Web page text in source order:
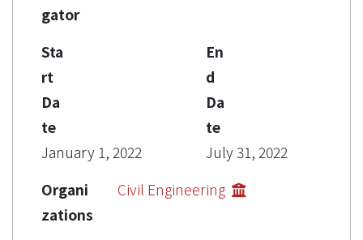
gator
Sta
rt
Da
te
January 1, 2022
En
d
Da
te
July 31, 2022
Organi
zations
Civil Engineering